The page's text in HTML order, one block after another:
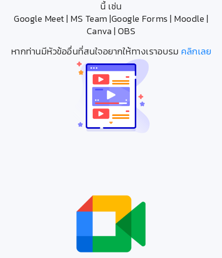
นี้ เช่น
Google Meet | MS Team |Google Forms | Moodle |
Canva | OBS
หากท่านมีหัวข้ออื่นที่สนใจอยากให้ทางเราอบรม คลิกเลย